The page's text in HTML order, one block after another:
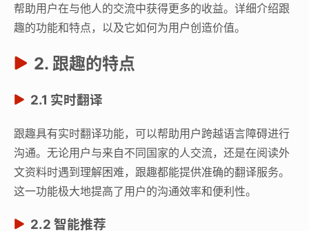
帮助用户在与他人的交流中获得更多的收益。详细介绍跟
趣的功能和特点，以及它如何为用户创造价值。
2. 跟趣的特点
2.1 实时翻译
跟趣具有实时翻译功能，可以帮助用户跨越语言障碍进行
沟通。无论用户与来自不同国家的人交流，还是在阅读外
文资料时遇到理解困难，跟趣都能提供准确的翻译服务。
这一功能极大地提高了用户的沟通效率和便利性。
2.2 智能推荐